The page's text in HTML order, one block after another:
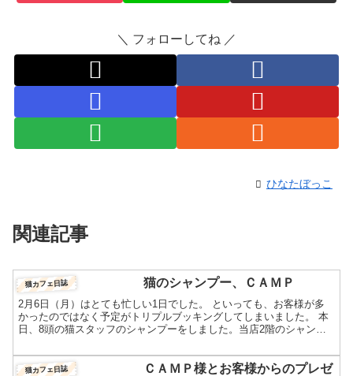
＼ フォローしてね ／
ひなたぼっこ
関連記事
猫カフェ日誌 猫のシャンプー、ＣＡＭＰ
2月6日（月）はとても忙しい1日でした。 といっても、お客様が多
かったのではなく予定がトリプルブッキングしてしまいました。 本
日、8頭の猫スタッフのシャンプーをしました。当店2階のシャンプ
猫カフェ日誌
ＣＡＭＰ様とお客様からのプレゼ